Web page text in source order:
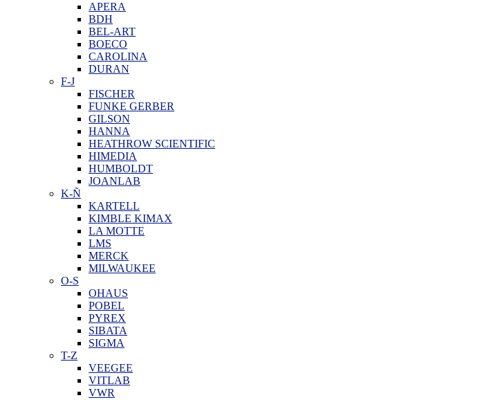
APERA
BDH
BEL-ART
BOECO
CAROLINA
DURAN
F-J
FISCHER
FUNKE GERBER
GILSON
HANNA
HEATHROW SCIENTIFIC
HIMEDIA
HUMBOLDT
JOANLAB
K-Ñ
KARTELL
KIMBLE KIMAX
LA MOTTE
LMS
MERCK
MILWAUKEE
O-S
OHAUS
POBEL
PYREX
SIBATA
SIGMA
T-Z
VEEGEE
VITLAB
VWR